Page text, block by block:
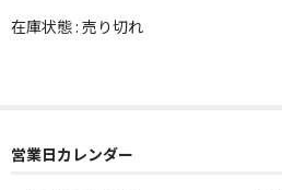
その他
在庫状態 : 売り切れ
営業日カレンダー